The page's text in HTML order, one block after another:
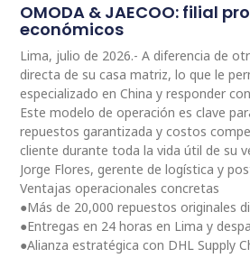
OMODA & JAECOO: filial
económicos
Lima, julio de 2026.- A diferencia de
directa de su casa matriz, lo que le
especializado en China y responder
Este modelo de operación es clave
repuestos garantizada y costos
cliente durante toda la vida útil de su
Jorge Flores, gerente de logística y
Ventajas operacionales concretas
●Más de 20,000 repuestos originales
●Entregas en 24 horas en Lima y
●Alianza estratégica con DHL Supply